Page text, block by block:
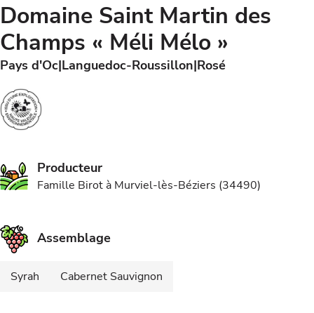
Domaine Saint Martin des
Champs « Méli Mélo »
Pays d'Oc Languedoc-Roussillon Rosé
Producteur
Famille Birot à Murviel-lès-Béziers (34490)
Assemblage
Syrah Cabernet Sauvignon